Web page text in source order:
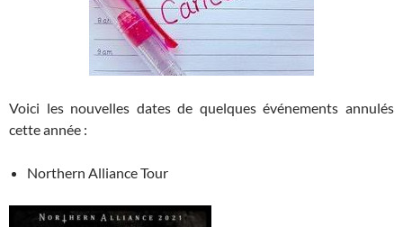
Voici les nouvelles dates de quelques événements annulés
cette année :
Northern Alliance Tour